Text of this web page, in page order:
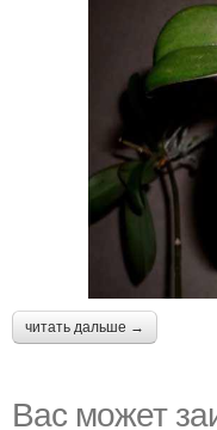
читать дальше →
Вас может